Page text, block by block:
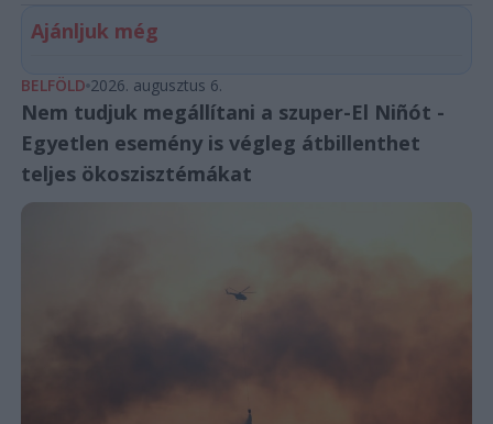
Ajánljuk még
BELFÖLD 2026. augusztus 6.
Nem tudjuk megállítani a szuper-El Niñót -
Egyetlen esemény is végleg átbillenthet
teljes ökoszisztémákat